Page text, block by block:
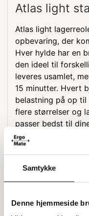
Samtykke
Denne hjemmeside
Atlas light
Atlas light
opbevaring, der
Hver hylde har en
den ideel til
leveres usamlet,
15 minutter. Hvert
belastning på op
flere størrelser og
passer bedst til
galvaniserede, og
Montering og
samlingsproces